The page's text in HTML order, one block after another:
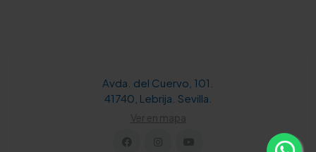
Avda. del Cuervo, 101.
41740, Lebrija. Sevilla.
Ver en mapa